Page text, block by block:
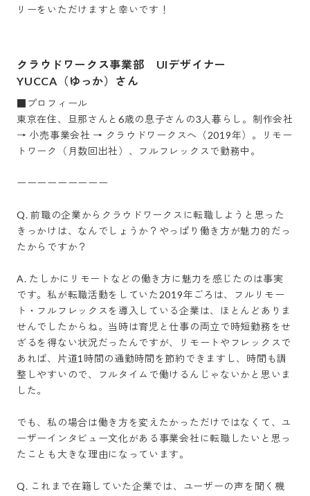
リーをいただけますと幸いです！
クラウドワークス事業部 UIデザイナー
YUCCA（ゆっか）さん
■プロフィール
東京在住、旦那さんと6歳の息子さんの3人暮らし。制作会社
→ 小売事業会社 → クラウドワークスへ（2019年）。リモー
トワーク（月数回出社）、フルフレックスで勤務中。
ーーーーーーーーー
Q. 前職の企業からクラウドワークスに転職しようと思った
きっかけは、なんでしょうか？やっぱり働き方が魅力的だっ
たからですか？
A. たしかにリモートなどの働き方に魅力を感じたのは事実
です。私が転職活動をしていた2019年ごろは、フルリモー
ト・フルフレックスを導入している企業は、ほとんどありま
せんでしたからね。当時は育児と仕事の両立で時短勤務をせ
ざるを得ない状況だったんですが、リモートやフレックスで
あれば、片道1時間の通勤時間を節約できますし、時間も調
整しやすいので、フルタイムで働けるんじゃないかと思いま
した。
でも、私の場合は働き方を変えたかっただけではなくて、ユ
ーザーインタビュー文化がある事業会社に転職したいと思っ
たことも大きな理由になっています。
Q. これまで在籍していた企業では、ユーザーの声を聞く機